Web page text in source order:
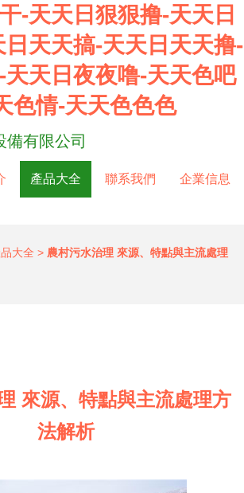
-天天日狠狠撸-天天日
日天天搞-天天日天天撸-
天天日夜夜噜-天天色吧
色情-天天色色色
備有限公司
產品大全 聯系我們 企業信息
大全 > 農村污水治理 來源、特點與主流處理
來源、特點與主流處理方
法解析